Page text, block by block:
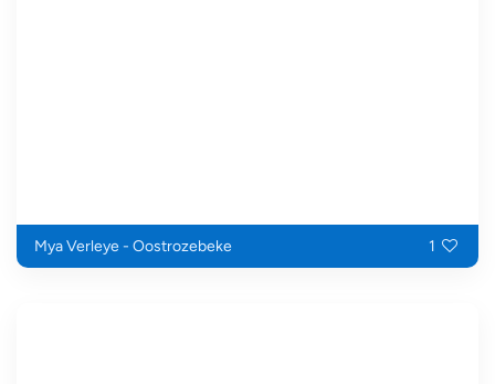
Mya Verleye - Oostrozebeke 1